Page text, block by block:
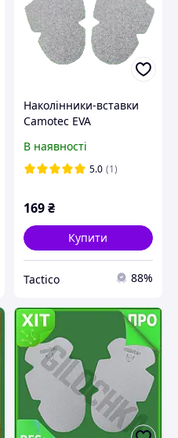
Наколінники-вставки
Camotec EVA
В наявності
5.0 (1)
169₴
Купити
Tactico 88%